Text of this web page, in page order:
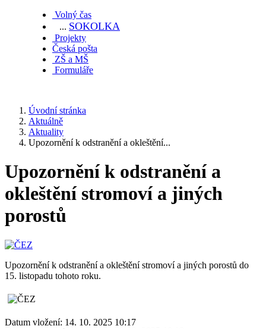
Volný čas
... SOKOLKA
Projekty
Česká pošta
ZŠ a MŠ
Formuláře
Úvodní stránka
Aktuálně
Aktuality
Upozornění k odstranění a okleštění...
Upozornění k odstranění a
okleštění stromoví a jiných
porostů
Upozornění k odstranění a okleštění stromoví a jiných porostů do
15. listopadu tohoto roku.
Datum vložení: 14. 10. 2025 10:17